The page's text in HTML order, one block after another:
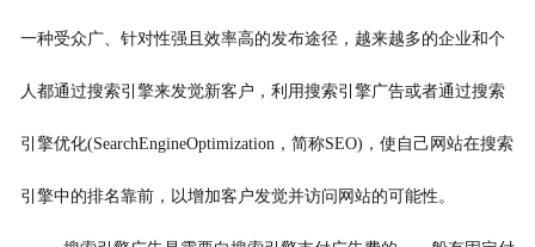
一种受众广、针对性强且效率高的发布途径，越来越多的企业和个
人都通过搜索引擎来发觉新客户，利用搜索引擎广告或者通过搜索
引擎优化(SearchEngineOptimization，简称SEO)，使自己网站在搜索
引擎中的排名靠前，以增加客户发觉并访问网站的可能性。